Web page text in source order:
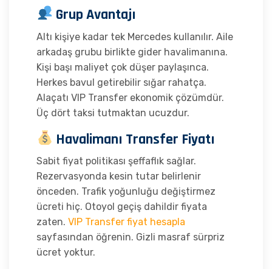
Grup Avantajı
Altı kişiye kadar tek Mercedes kullanılır. Aile
arkadaş grubu birlikte gider havalimanına.
Kişi başı maliyet çok düşer paylaşınca.
Herkes bavul getirebilir sığar rahatça.
Alaçatı VIP Transfer ekonomik çözümdür.
Üç dört taksi tutmaktan ucuzdur.
Havalimanı Transfer Fiyatı
Sabit fiyat politikası şeffaflık sağlar.
Rezervasyonda kesin tutar belirlenir
önceden. Trafik yoğunluğu değiştirmez
ücreti hiç. Otoyol geçiş dahildir fiyata
zaten. VIP Transfer fiyat hesapla
sayfasından öğrenin. Gizli masraf sürpriz
ücret yoktur.